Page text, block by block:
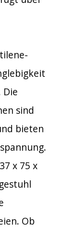
sind
bieten
x 75 x
Ob